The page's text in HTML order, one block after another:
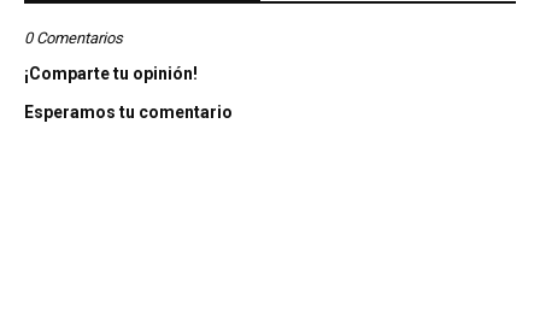
0 Comentarios
¡Comparte tu opinión!
Esperamos tu comentario